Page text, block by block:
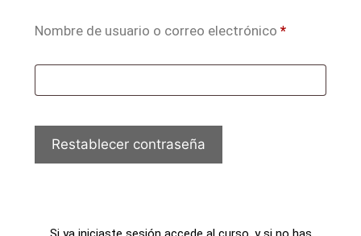
Nombre de usuario o correo electrónico *
Restablecer contraseña